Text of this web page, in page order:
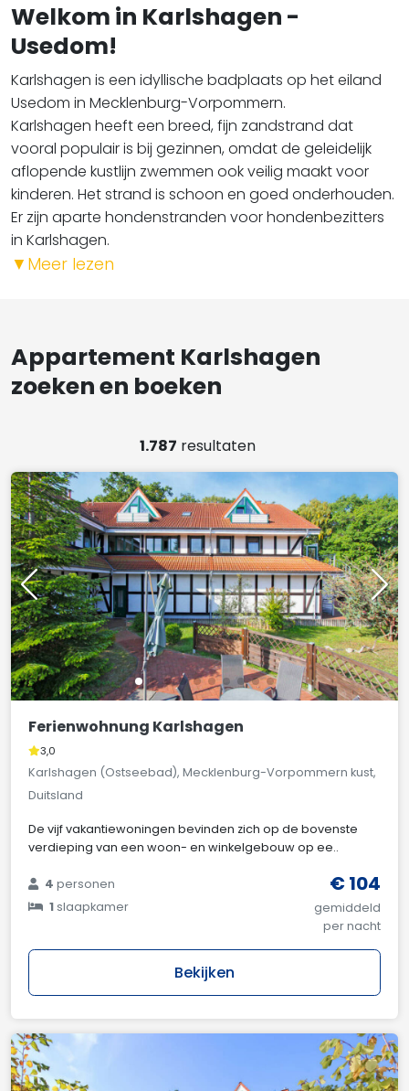
Welkom in Karlshagen -
Usedom!
Karlshagen is een idyllische badplaats op het eiland
Usedom in Mecklenburg-Vorpommern.
Karlshagen heeft een breed, fijn zandstrand dat
vooral populair is bij gezinnen, omdat de geleidelijk
aflopende kustlijn zwemmen ook veilig maakt voor
kinderen. Het strand is schoon en goed onderhouden.
Er zijn aparte hondenstranden voor hondenbezitters
in Karlshagen.
▼ Meer lezen
Appartement Karlshagen
zoeken en boeken
1.787 resultaten
Ferienwohnung Karlshagen
3,0
Karlshagen (Ostseebad), Mecklenburg-Vorpommern kust,
Duitsland
De vijf vakantiewoningen bevinden zich op de bovenste
verdieping van een woon- en winkelgebouw op ee..
4personen
1slaapkamer
€ 104
gemiddeld
per nacht
Bekijken